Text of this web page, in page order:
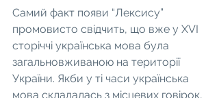
Самий факт появи “Лексису”
промовисто свідчить, що вже у ХVІ
сторіччі українська мова була
загальновживаною на території
України. Якби у ті часи українська
мова складалась з місцевих говірок,